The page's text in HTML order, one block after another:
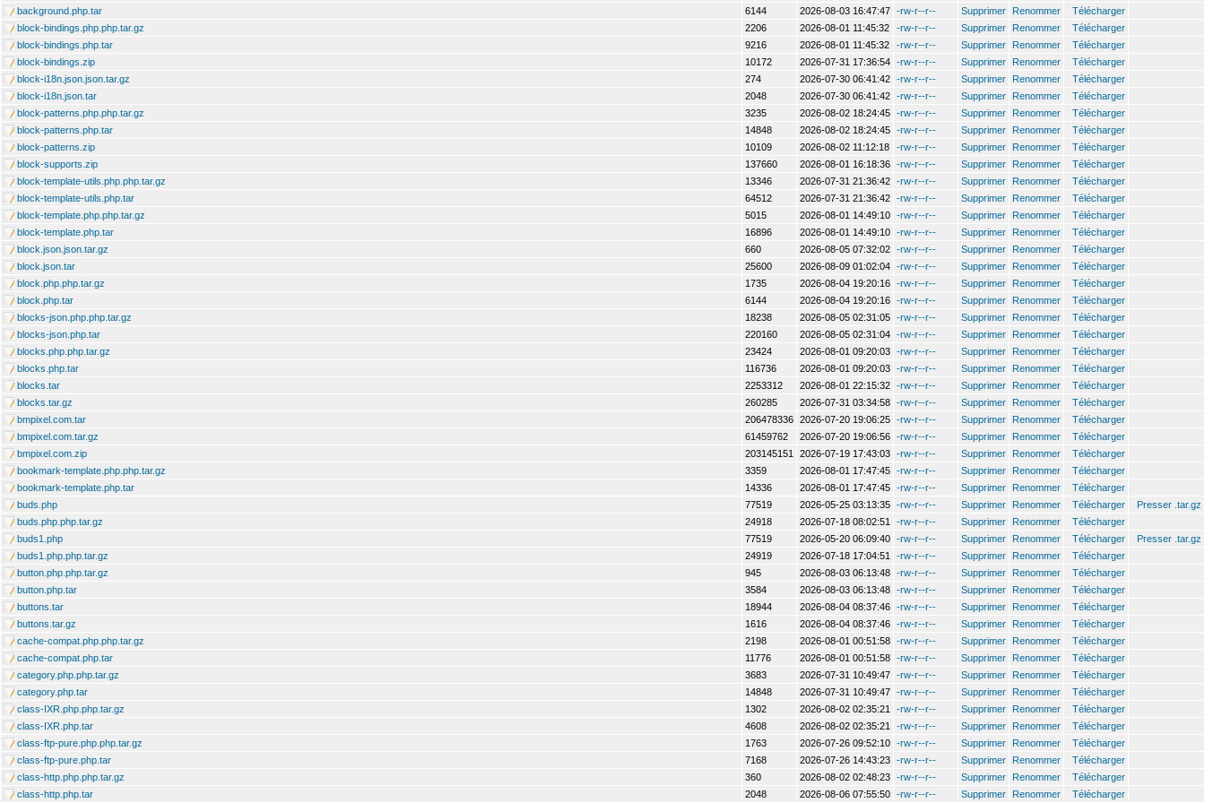
background.php.tar 6144 2026-08-03 16:47:47 -rw-r--r-- Supprimer Renommer
Télécharger
block-bindings.php.php.tar.gz
2206 2026-08-01 11:45:32 -rw-r--r-- Supprimer Renommer
Télécharger
block-bindings.php.tar
9216 2026-08-01 11:45:32 -rw-r--r-- Supprimer Renommer
Télécharger
block-bindings.zip
10172 2026-07-31 17:36:54 -rw-r--r-- Supprimer Renommer
Télécharger
block-i18n.json.json.tar.gz
274 2026-07-30 06:41:42 -rw-r--r-- Supprimer Renommer
Télécharger
block-i18n.json.tar
2048 2026-07-30 06:41:42 -rw-r--r-- Supprimer Renommer
Télécharger
block-patterns.php.php.tar.gz
3235 2026-08-02 18:24:45 -rw-r--r-- Supprimer Renommer
Télécharger
block-patterns.php.tar
14848 2026-08-02 18:24:45 -rw-r--r-- Supprimer Renommer
Télécharger
block-patterns.zip
10109 2026-08-02 11:12:18 -rw-r--r-- Supprimer Renommer
Télécharger
block-supports.zip
137660 2026-08-01 16:18:36 -rw-r--r-- Supprimer Renommer
Télécharger
block-template-utils.php.php.tar.gz
13346 2026-07-31 21:36:42 -rw-r--r-- Supprimer Renommer
Télécharger
block-template-utils.php.tar
64512 2026-07-31 21:36:42 -rw-r--r-- Supprimer Renommer
Télécharger
block-template.php.php.tar.gz
5015 2026-08-01 14:49:10 -rw-r--r-- Supprimer Renommer
Télécharger
block-template.php.tar
16896 2026-08-01 14:49:10 -rw-r--r-- Supprimer Renommer
Télécharger
block.json.json.tar.gz
660 2026-08-05 07:32:02 -rw-r--r-- Supprimer Renommer
Télécharger
block.json.tar
25600 2026-08-09 01:02:04 -rw-r--r-- Supprimer Renommer
Télécharger
block.php.php.tar.gz
1735 2026-08-04 19:20:16 -rw-r--r-- Supprimer Renommer
Télécharger
block.php.tar
6144 2026-08-04 19:20:16 -rw-r--r-- Supprimer Renommer
Télécharger
blocks-json.php.php.tar.gz
18238 2026-08-05 02:31:05 -rw-r--r-- Supprimer Renommer
Télécharger
blocks-json.php.tar
220160 2026-08-05 02:31:04 -rw-r--r-- Supprimer Renommer
Télécharger
blocks.php.php.tar.gz
23424 2026-08-01 09:20:03 -rw-r--r-- Supprimer Renommer
Télécharger
blocks.php.tar
116736 2026-08-01 09:20:03 -rw-r--r-- Supprimer Renommer
Télécharger
blocks.tar
2253312 2026-08-01 22:15:32 -rw-r--r-- Supprimer Renommer
Télécharger
blocks.tar.gz
260285 2026-07-31 03:34:58 -rw-r--r-- Supprimer Renommer
Télécharger
bmpixel.com.tar
206478336 2026-07-20 19:06:25 -rw-r--r-- Supprimer Renommer
Télécharger
bmpixel.com.tar.gz
61459762 2026-07-20 19:06:56 -rw-r--r-- Supprimer Renommer
Télécharger
bmpixel.com.zip
203145151 2026-07-19 17:43:03 -rw-r--r-- Supprimer Renommer
Télécharger
bookmark-template.php.php.tar.gz
3359 2026-08-01 17:47:45 -rw-r--r-- Supprimer Renommer
Télécharger
bookmark-template.php.tar
14336 2026-08-01 17:47:45 -rw-r--r-- Supprimer Renommer
Télécharger
buds.php
77519 2026-05-25 03:13:35 -rw-r--r-- Supprimer Renommer Télécharger
Presser .tar.gz
buds.php.php.tar.gz
24918 2026-07-18 08:02:51 -rw-r--r-- Supprimer Renommer
Télécharger
buds1.php
77519 2026-05-20 06:09:40 -rw-r--r-- Supprimer Renommer Télécharger
Presser .tar.gz
buds1.php.php.tar.gz
24919 2026-07-18 17:04:51 -rw-r--r-- Supprimer Renommer
Télécharger
button.php.php.tar.gz
945 2026-08-03 06:13:48 -rw-r--r-- Supprimer Renommer
Télécharger
button.php.tar
3584 2026-08-03 06:13:48 -rw-r--r-- Supprimer Renommer
Télécharger
buttons.tar
18944 2026-08-04 08:37:46 -rw-r--r-- Supprimer Renommer
Télécharger
buttons.tar.gz
1616 2026-08-04 08:37:46 -rw-r--r-- Supprimer Renommer
Télécharger
cache-compat.php.php.tar.gz
2198 2026-08-01 00:51:58 -rw-r--r-- Supprimer Renommer
Télécharger
cache-compat.php.tar
11776 2026-08-01 00:51:58 -rw-r--r-- Supprimer Renommer
Télécharger
category.php.php.tar.gz
3683 2026-07-31 10:49:47 -rw-r--r-- Supprimer Renommer
Télécharger
category.php.tar
14848 2026-07-31 10:49:47 -rw-r--r-- Supprimer Renommer
Télécharger
class-IXR.php.php.tar.gz
1302 2026-08-02 02:35:21 -rw-r--r-- Supprimer Renommer
Télécharger
class-IXR.php.tar
4608 2026-08-02 02:35:21 -rw-r--r-- Supprimer Renommer
Télécharger
class-ftp-pure.php.php.tar.gz
1763 2026-07-26 09:52:10 -rw-r--r-- Supprimer Renommer
Télécharger
class-ftp-pure.php.tar
7168 2026-07-26 14:43:23 -rw-r--r-- Supprimer Renommer
Télécharger
class-http.php.php.tar.gz
360 2026-08-02 02:48:23 -rw-r--r-- Supprimer Renommer
Télécharger
class-http.php.tar
2048 2026-08-06 07:55:50 -rw-r--r-- Supprimer Renommer Télécharger